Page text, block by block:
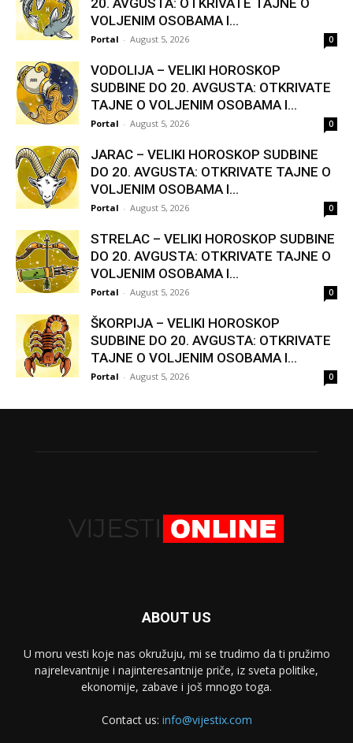
20. AVGUSTA: OTKRIVATE TAJNE O
VOLJENIM OSOBAMA I...
Portal - August 5, 2026 0
VODOLIJA – VELIKI HOROSKOP
SUDBINE DO 20. AVGUSTA: OTKRIVATE
TAJNE O VOLJENIM OSOBAMA I...
Portal - August 5, 2026 0
JARAC – VELIKI HOROSKOP SUDBINE
DO 20. AVGUSTA: OTKRIVATE TAJNE O
VOLJENIM OSOBAMA I...
Portal - August 5, 2026 0
STRELAC – VELIKI HOROSKOP SUDBINE
DO 20. AVGUSTA: OTKRIVATE TAJNE O
VOLJENIM OSOBAMA I...
Portal - August 5, 2026 0
ŠKORPIJA – VELIKI HOROSKOP
SUDBINE DO 20. AVGUSTA: OTKRIVATE
TAJNE O VOLJENIM OSOBAMA I...
Portal - August 5, 2026 0
ABOUT US
U moru vesti koje nas okružuju, mi se trudimo da ti pružimo
najrelevantnije i najinteresantnije priče, iz sveta politike,
ekonomije, zabave i još mnogo toga.
Contact us: info@vijestix.com